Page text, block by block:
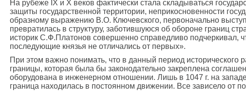
На рубеже IХ и Х веков фактически стала складываться
защиты государственной территории, неприкосновенности
образному выражению В.О. Ключевского, первоначально
превратилась в структуру, заботившуюся об обороне границ
историк С.Ф.Платонов совершенно справедливо подчеркивал,
последующие князья не отличались от первых».
При этом важно понимать, что в данный период
границы, которая была бы законодательно закреплена
оборудована в инженерном отношении. Лишь в 1047 г. на
граница находилась в постоянном движении. Все зависело от